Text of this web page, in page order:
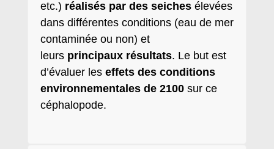
etc.) réalisés par des seiches élevées
dans différentes conditions (eau de mer
contaminée ou non) et
leurs principaux résultats. Le but est
d’évaluer les effets des conditions
environnementales de 2100 sur ce
céphalopode.